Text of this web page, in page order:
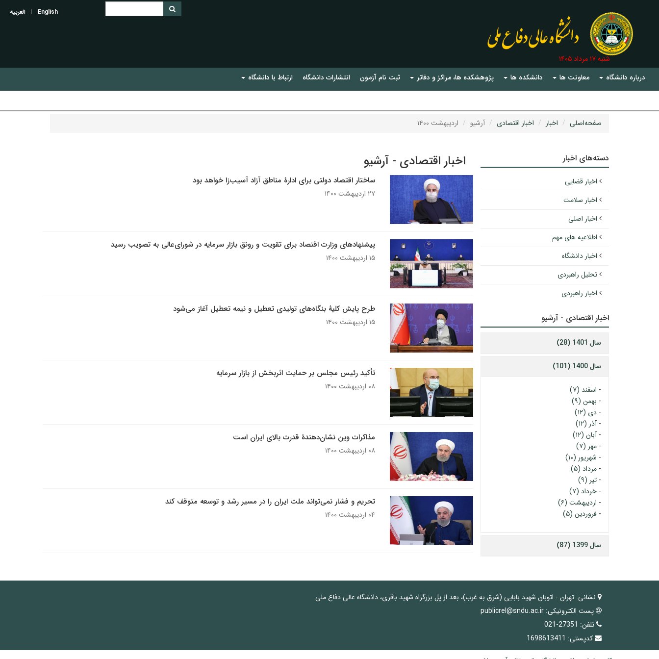
English العربیه
درباره دانشگاه معاونت ها دانشکده ها پژوهشکده ها، مراکز و دفاتر ثبت نام آزمون انتشارات دانشگاه ارتباط با دانشگاه
شنبه ۱۷ مرداد ۱۴۰۵
صفحه‌اصلی اخبار اخبار اقتصادی آرشیو اردیبهشت ۱۴۰۰
اخبار اقتصادی - آرشیو
ساختار اقتصاد دولتی برای ادارۀ مناطق آزاد آسیب‌زا خواهد بود
۲۷ اردیبهشت ۱۴۰۰
پیشنهادهای وزارت اقتصاد برای تقویت و رونق بازار سرمایه در شورای‌عالی به تصویب رسید
۱۵ اردیبهشت ۱۴۰۰
طرح پایش کلیۀ بنگاه‌های تولیدی تعطیل و نیمه تعطیل آغاز می‌شود
۱۵ اردیبهشت ۱۴۰۰
تأکید رئیس مجلس بر حمایت اثربخش از بازار سرمایه
۰۸ اردیبهشت ۱۴۰۰
مذاکرات وین نشان‌دهندۀ قدرت بالای ایران است
۰۸ اردیبهشت ۱۴۰۰
تحریم و فشار نمی‌تواند ملت ایران را در مسیر رشد و توسعه متوقف کند
۰۴ اردیبهشت ۱۴۰۰
دسته‌های اخبار
اخبار قضایی
اخبار سلامت
اخبار اصلی
اطلاعیه های مهم
اخبار دانشگاه
تحلیل راهبردی
اخبار راهبردی
اخبار اقتصادی - آرشیو
سال 1401 (28)
سال 1400 (101)
- اسفند (۷)
- بهمن (۹)
- دی (۱۲)
-آذر (۱۲)
-آبان (۱۲)
- مهر (۷)
- شهریور (۱۰)
- مرداد (۵)
- تیر (۹)
- خرداد (۷)
- اردیبهشت (۶)
- فروردین (۵)
سال 1399 (87)
نشانی: تهران - اتوبان شهید بابایی (شرق به غرب)، بعد از پل بزرگراه شهید باقری، دانشگاه عالی دفاع ملی
پست الکترونیکی: publicrel@sndu.ac.ir
تلفن: 27351-021
کدپستی: 1698613411